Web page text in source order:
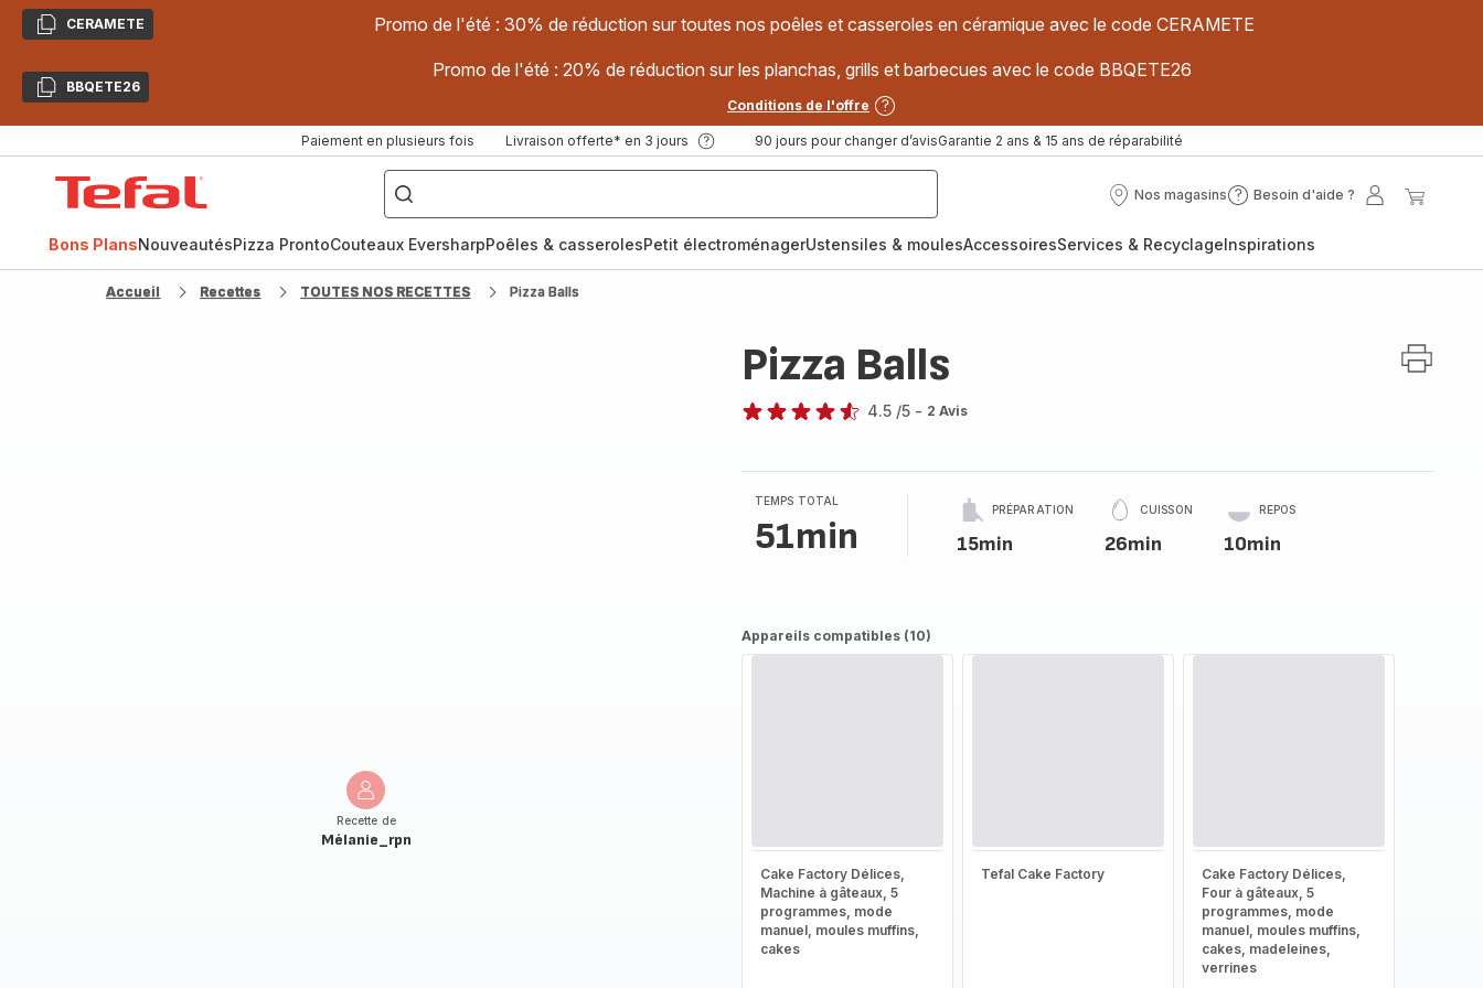
CopierCERAMETE Promo de l'été : 30% de réduction sur toutes nos poêles et casseroles en céramique avec le code CERAMETE
CopierBBQETE26
Promo de l'été : 20% de réduction sur les planchas, grills et barbecues avec le code BBQETE26
Conditions de l'offre
Paiement en plusieurs fois Livraison offerte* en 3 jours 90 jours pour changer d’avisGarantie 2 ans & 15 ans de réparabilité
["Poêles
inox,
Cake
Factory,
Nos magasins
Nos
Besoin d'aide ?
Besoin
?
Mon
Bons PlansNouveautésPizza ProntoCouteaux EversharpPoêles & casserolesPetit électroménagerUstensiles & moulesAccessoiresServices & RecyclageInspirations
Accueil Recettes TOUTES NOS RECETTES Pizza Balls
Recette de
Mélanie_rpn
Pizza Balls
4.5 /5 - 2 Avis
TEMPS TOTAL
51min
PRÉPARATION
15min
CUISSON
26min
REPOS
10min
Appareils compatibles (10)
Cake Factory Délices,
Machine à gâteaux, 5
programmes, mode
manuel, moules muffins,
cakes
Tefal Cake Factory
Cake Factory Délices,
Four à gâteaux, 5
programmes, mode
manuel, moules muffins,
cakes, madeleines,
verrines